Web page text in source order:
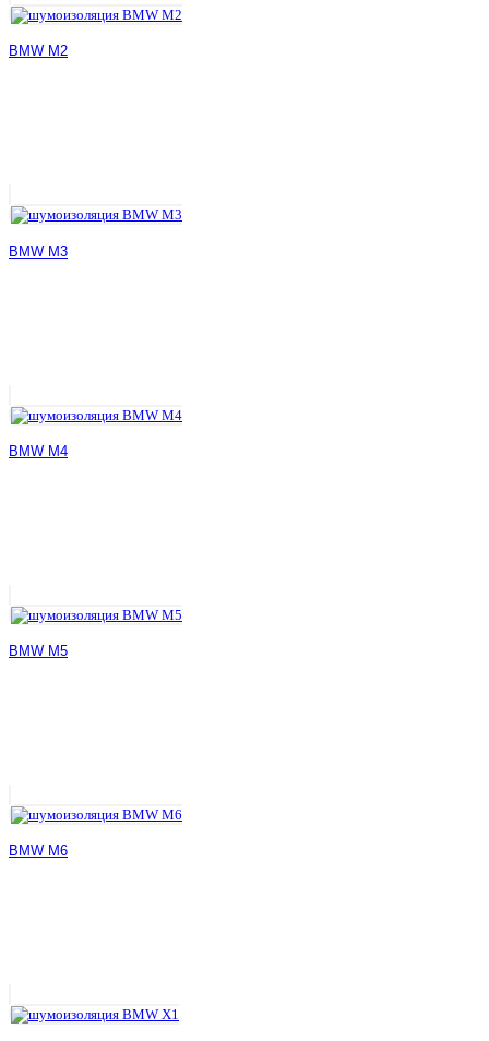
BMW M2
BMW M3
BMW M4
BMW M5
BMW M6